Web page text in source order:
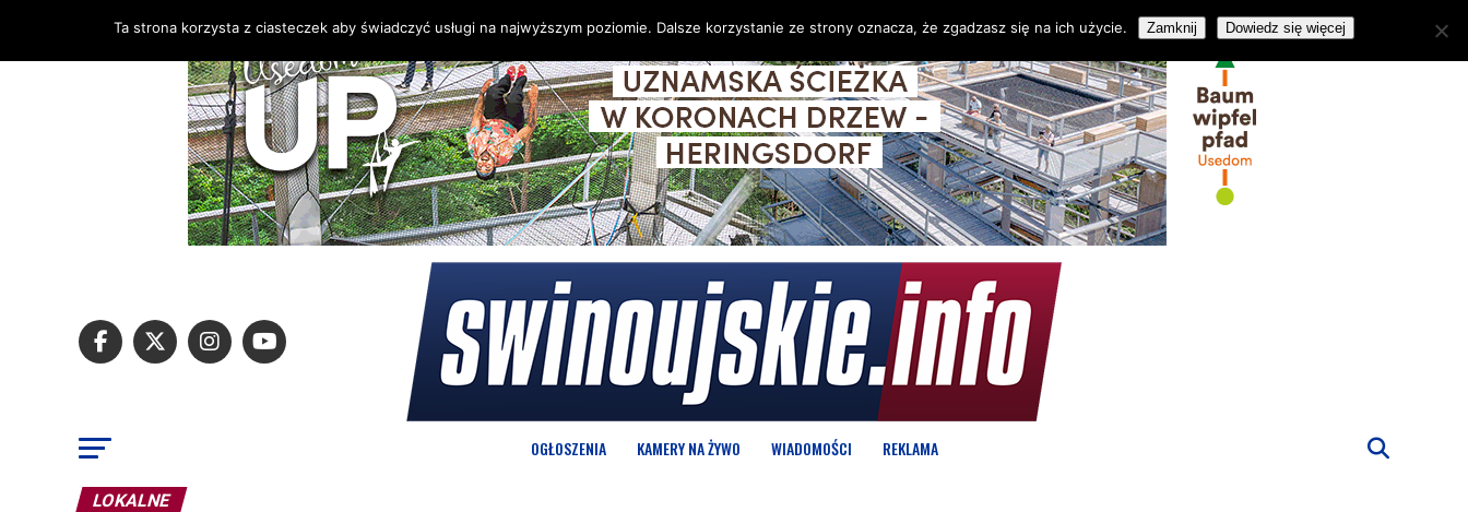
OGŁOSZENIA KAMERY NA ŻYWO WIADOMOŚCI REKLAMA
LOKALNE
Ta strona korzysta z ciasteczek aby świadczyć usługi na najwyższym poziomie. Dalsze korzystanie ze strony oznacza, że zgadzasz się na ich użycie. Zamknij Dowiedz się więcej